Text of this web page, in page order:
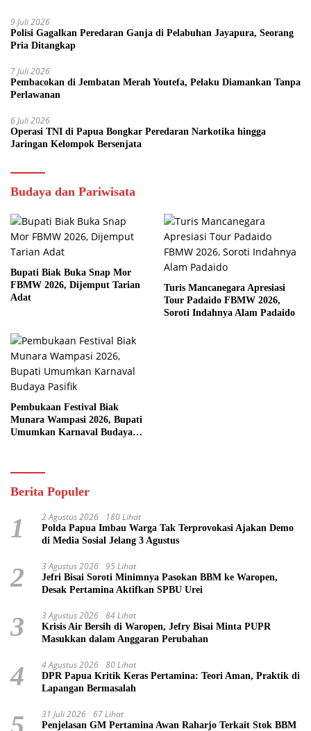
9 Juli 2026
Polisi Gagalkan Peredaran Ganja di Pelabuhan Jayapura, Seorang
Pria Ditangkap
7 Juli 2026
Pembacokan di Jembatan Merah Youtefa, Pelaku Diamankan Tanpa
Perlawanan
6 Juli 2026
Operasi TNI di Papua Bongkar Peredaran Narkotika hingga
Jaringan Kelompok Bersenjata
Budaya dan Pariwisata
Bupati Biak Buka Snap Mor
FBMW 2026, Dijemput Tarian
Adat
Turis Mancanegara Apresiasi
Tour Padaido FBMW 2026,
Soroti Indahnya Alam Padaido
Pembukaan Festival Biak
Munara Wampasi 2026, Bupati
Umumkan Karnaval Budaya
Berita Populer
1 2 Agustus 2026 180 Lihat
Polda Papua Imbau Warga Tak Terprovokasi Ajakan Demo
di Media Sosial Jelang 3 Agustus
2 3 Agustus 2026 95 Lihat
Jefri Bisai Soroti Minimnya Pasokan BBM ke Waropen,
Desak Pertamina Aktifkan SPBU Urei
3 3 Agustus 2026 84 Lihat
Krisis Air Bersih di Waropen, Jefry Bisai Minta PUPR
Masukkan dalam Anggaran Perubahan
4 4 Agustus 2026 80 Lihat
DPR Papua Kritik Keras Pertamina: Teori Aman, Praktik di
Lapangan Bermasalah
31 Juli 2026 67 Lihat
Penjelasan GM Pertamina Awan Raharjo Terkait Stok BBM